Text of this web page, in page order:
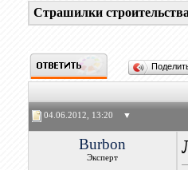
Страшилки строительства
04.06.2012, 13:20 ▼
Burbon
Эксперт